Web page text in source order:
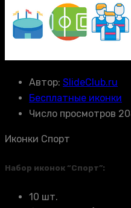
Автор: SlideClub.ru
Бесплатные иконки
Число просмотров
Иконки Спорт
Набор иконок “Спорт”:
10 шт.